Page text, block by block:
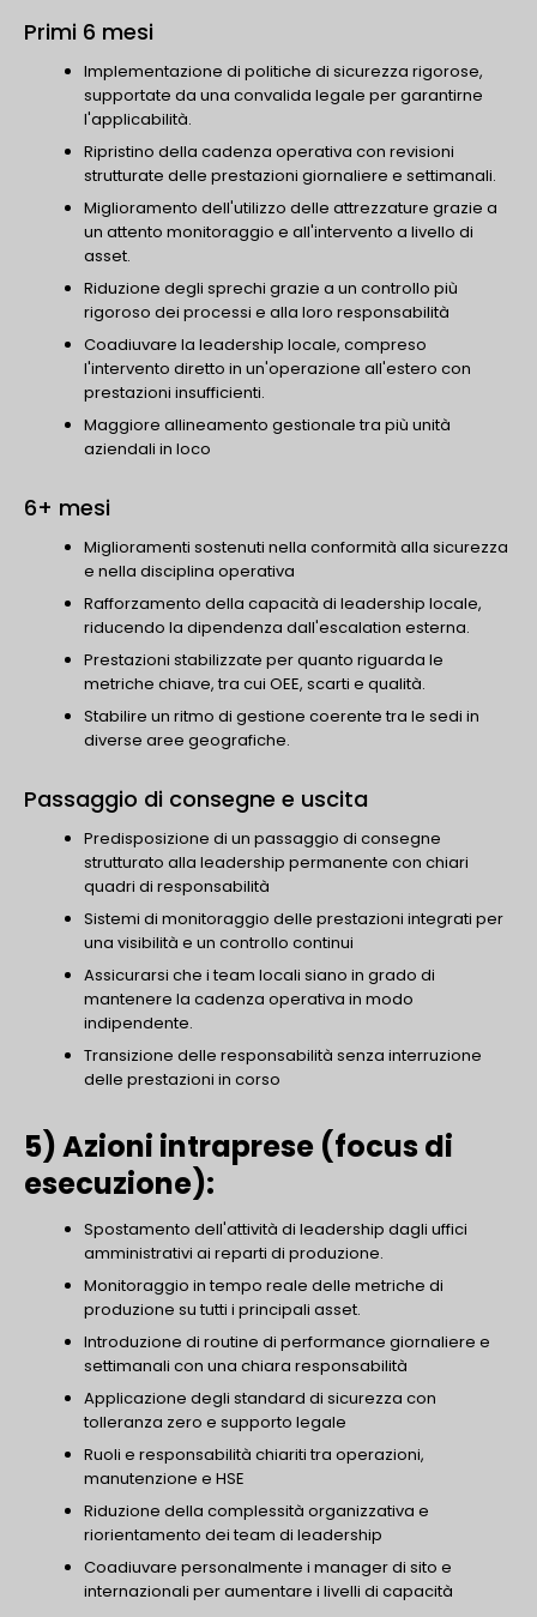
Primi 6 mesi
Implementazione di politiche di sicurezza rigorose,
supportate da una convalida legale per garantirne
l'applicabilità.
Ripristino della cadenza operativa con revisioni
strutturate delle prestazioni giornaliere e settimanali.
Miglioramento dell'utilizzo delle attrezzature grazie a
un attento monitoraggio e all'intervento a livello di
asset.
Riduzione degli sprechi grazie a un controllo più
rigoroso dei processi e alla loro responsabilità
Coadiuvare la leadership locale, compreso
l'intervento diretto in un'operazione all'estero con
prestazioni insufficienti.
Maggiore allineamento gestionale tra più unità
aziendali in loco
6+ mesi
Miglioramenti sostenuti nella conformità alla sicurezza
e nella disciplina operativa
Rafforzamento della capacità di leadership locale,
riducendo la dipendenza dall'escalation esterna.
Prestazioni stabilizzate per quanto riguarda le
metriche chiave, tra cui OEE, scarti e qualità.
Stabilire un ritmo di gestione coerente tra le sedi in
diverse aree geografiche.
Passaggio di consegne e uscita
Predisposizione di un passaggio di consegne
strutturato alla leadership permanente con chiari
quadri di responsabilità
Sistemi di monitoraggio delle prestazioni integrati per
una visibilità e un controllo continui
Assicurarsi che i team locali siano in grado di
mantenere la cadenza operativa in modo
indipendente.
Transizione delle responsabilità senza interruzione
delle prestazioni in corso
5) Azioni intraprese (focus di
esecuzione):
Spostamento dell'attività di leadership dagli uffici
amministrativi ai reparti di produzione.
Monitoraggio in tempo reale delle metriche di
produzione su tutti i principali asset.
Introduzione di routine di performance giornaliere e
settimanali con una chiara responsabilità
Applicazione degli standard di sicurezza con
tolleranza zero e supporto legale
Ruoli e responsabilità chiariti tra operazioni,
manutenzione e HSE
Riduzione della complessità organizzativa e
riorientamento dei team di leadership
Coadiuvare personalmente i manager di sito e
internazionali per aumentare i livelli di capacità